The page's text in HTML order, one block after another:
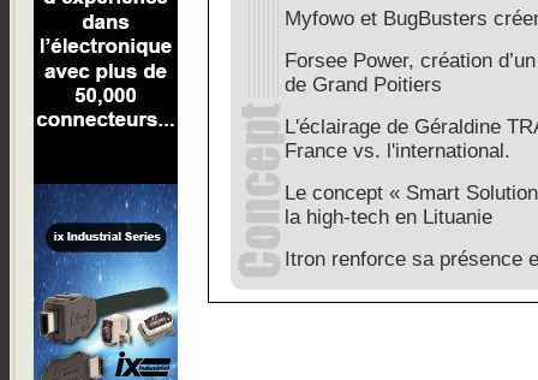
Myfowo et BugBusters
Forsee Power, création
de Grand Poitiers
L'éclairage de Géraldine
France vs. l'international.
Le concept « Smart
la high-tech en Lituanie
Itron renforce sa présence